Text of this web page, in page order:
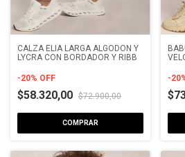
CALZA ELIA LARGA ALGODON Y
LYCRA CON BORDADOR Y RIBB
-20% OFF
$58.320,00 $72.900,00
COMPRAR
-20